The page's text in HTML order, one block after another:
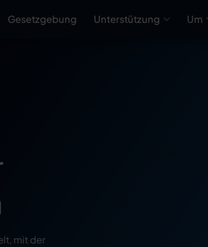
Gesetzgebung Unterstützung Um
mit der